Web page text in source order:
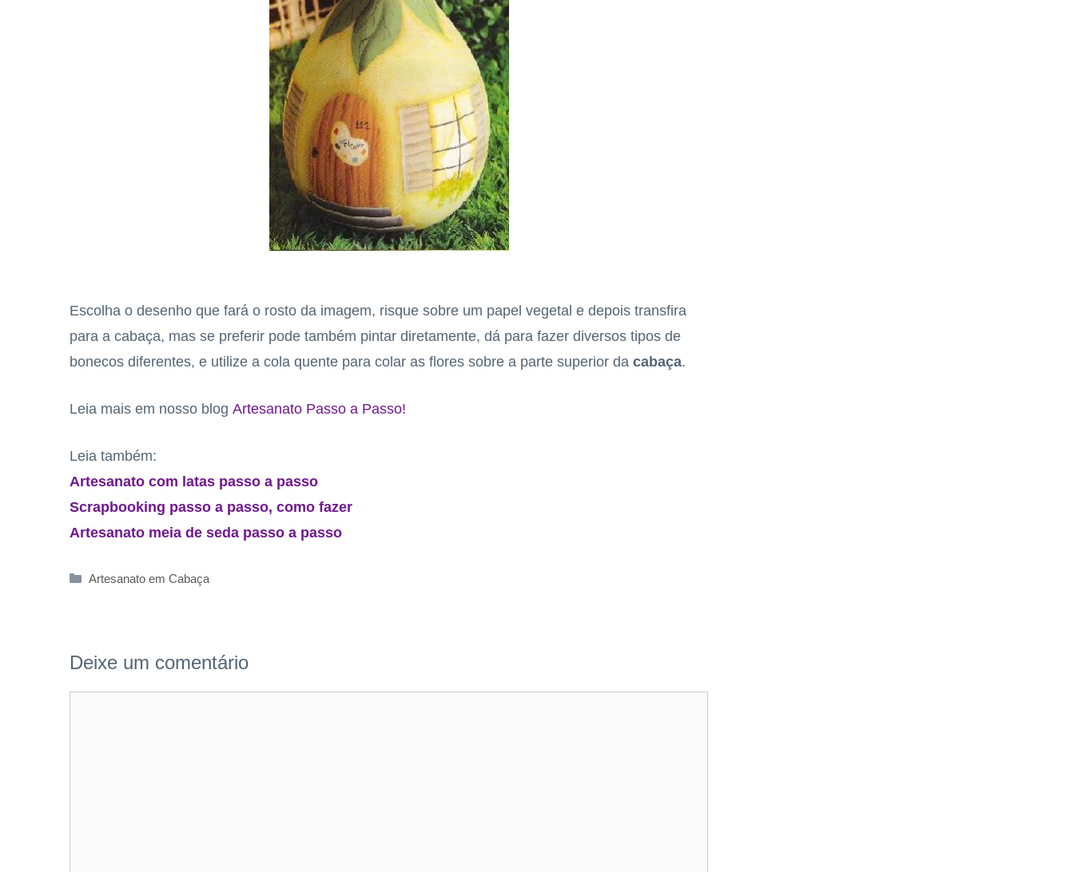
Escolha o desenho que fará o rosto da imagem, risque sobre um papel vegetal e depois transfira
para a cabaça, mas se preferir pode também pintar diretamente, dá para fazer diversos tipos de
bonecos diferentes, e utilize a cola quente para colar as flores sobre a parte superior da cabaça.
Leia mais em nosso blog Artesanato Passo a Passo!
Leia também:
Artesanato com latas passo a passo
Scrapbooking passo a passo, como fazer
Artesanato meia de seda passo a passo
Categorias
Artesanato em Cabaça
Deixe um comentário